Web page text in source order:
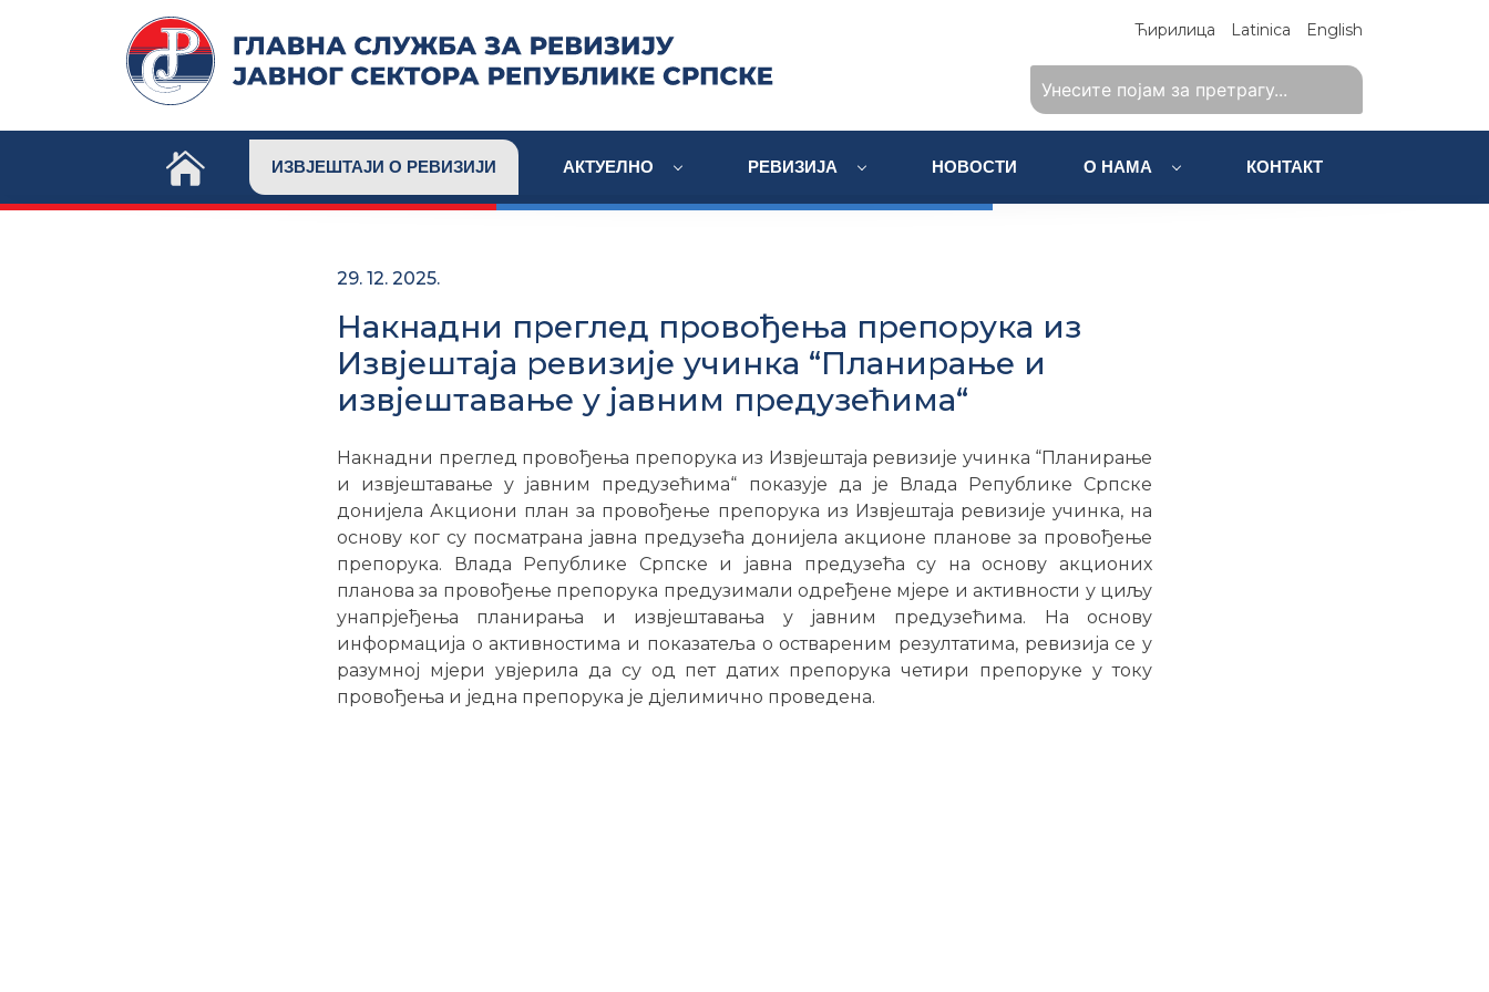
Ћирилица Latinica English
ИЗВЈЕШТАЈИ О РЕВИЗИЈИ АКТУЕЛНО РЕВИЗИЈА НОВОСТИ О НАМА КОНТАКТ
29. 12. 2025.
Накнадни преглед провођења препорука из
Извјештаја ревизије учинка “Планирање и
извјештавање у јавним предузећима“
Накнадни преглед провођења препорука из Извјештаја ревизијe учинка “Планирање
и извјештавање у јавним предузећима“ показује да је Влада Републике Српске
донијела Акциони план за провођење препорука из Извјештаја ревизије учинка, на
основу ког су посматрана јавна предузећа донијела акционе планове за провођење
препорука. Влада Републике Српске и јавна предузећа су на основу акционих
планова за провођење препорука предузимали одређене мјере и активности у циљу
унапрјеђења планирања и извјештавања у јавним предузећима. На основу
информација о активностима и показатеља о оствареним резултатима, ревизија се у
разумној мјери увјерила да су од пет датих препорука четири препоруке у току
провођења и једна препорука је дјелимично проведена.